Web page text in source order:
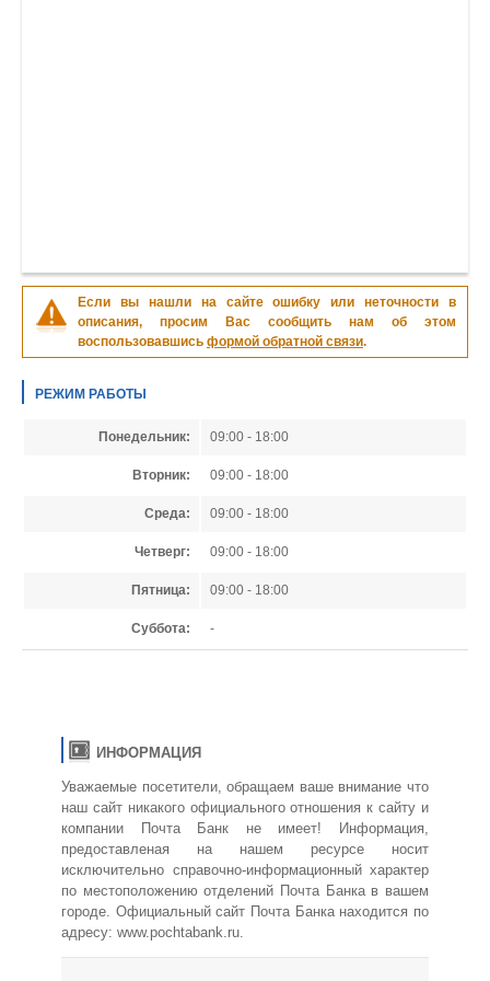
Если вы нашли на сайте ошибку или неточности в
описания, просим Вас сообщить нам об этом
воспользовавшись формой обратной связи.
РЕЖИМ РАБОТЫ
Понедельник: 09:00 - 18:00
Вторник: 09:00 - 18:00
Среда: 09:00 - 18:00
Четверг: 09:00 - 18:00
Пятница: 09:00 - 18:00
Суббота: -
ИНФОРМАЦИЯ
Уважаемые посетители, обращаем ваше внимание что
наш сайт никакого официального отношения к сайту и
компании Почта Банк не имеет! Информация,
предоставленая на нашем ресурсе носит
исключительно справочно-информационный характер
по местоположению отделений Почта Банка в вашем
городе. Официальный сайт Почта Банка находится по
адресу: www.pochtabank.ru.